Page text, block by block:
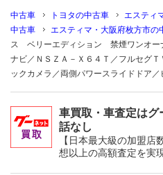
中古車 トヨタの中古車 エスティ
中古車
エスティマ・大阪府枚方市の
ス ベリーエディション 禁煙ワンオー
ナビ／ＮＳＺＡ－Ｘ６４Ｔ／フルセグ
ックカメラ／両側パワースライドドア
車買取・車査定は
話なし
【日本最大級の加盟
想以上の高額査定を実